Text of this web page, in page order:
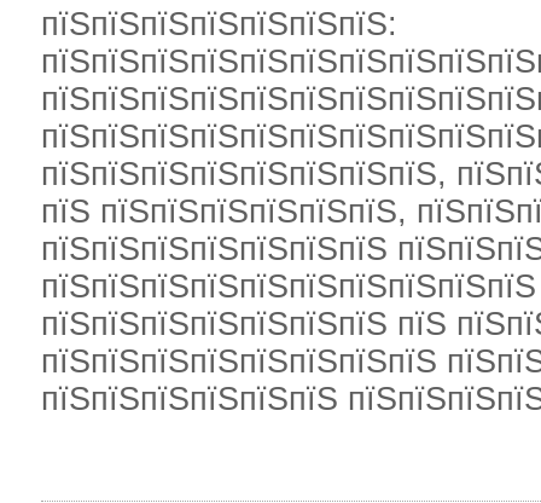
пїЅпїЅпїЅпїЅпїЅпїЅпїЅ:
пїЅпїЅпїЅпїЅпїЅпїЅпїЅпїЅ,
пїЅ пїЅпїЅпїЅпїЅпїЅпїЅ,
пїЅпїЅпїЅпїЅпїЅпїЅпїЅ
пїЅпїЅпїЅпїЅпїЅпїЅпїЅ пїЅ
пїЅпїЅпїЅпїЅпїЅпїЅпїЅпїЅ
пїЅпїЅпїЅпїЅпїЅпїЅ